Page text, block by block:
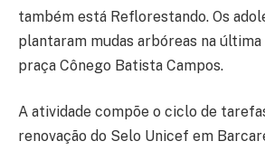
também está Reflorestando. Os
plantaram mudas arbóreas na
praça Cônego Batista Campos.
A atividade compõe o ciclo de
renovação do Selo Unicef em